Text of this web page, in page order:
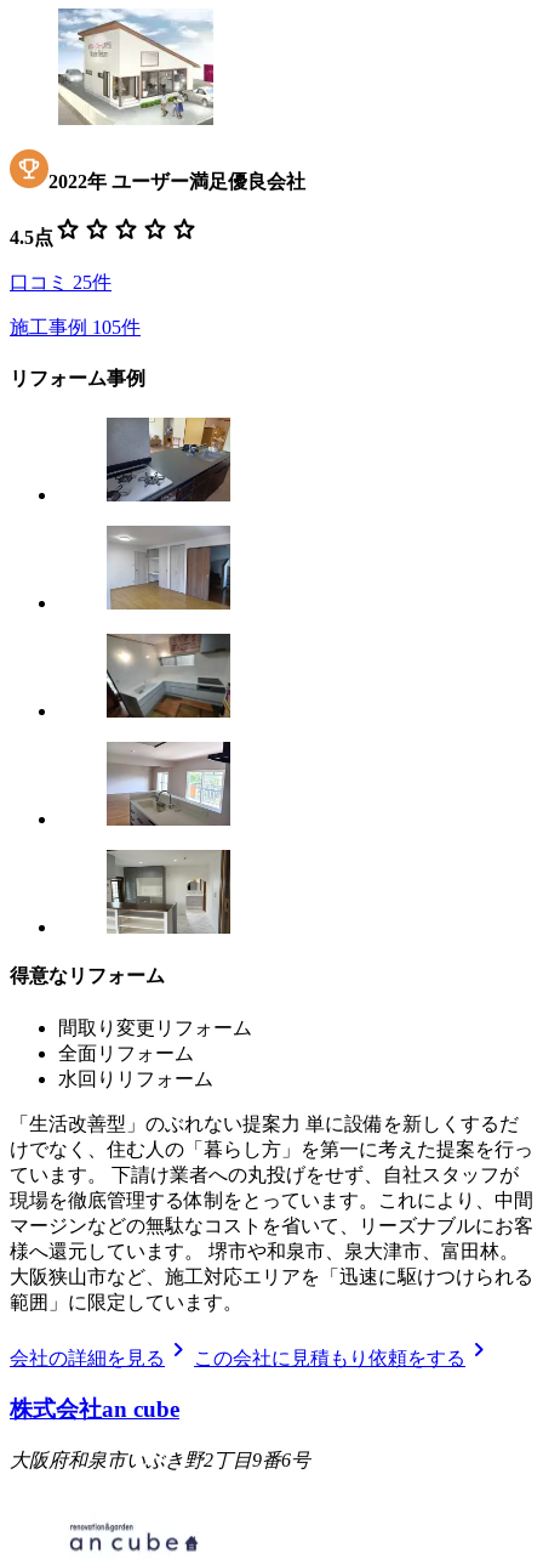
2022年 ユーザー満足優良会社
4.5点 star star star star star
口コミ 25件
施工事例 105件
リフォーム事例
得意なリフォーム
間取り変更リフォーム
全面リフォーム
水回りリフォーム
「生活改善型」のぶれない提案力 単に設備を新しくするだ
けでなく、住む人の「暮らし方」を第一に考えた提案を行っ
ています。 下請け業者への丸投げをせず、自社スタッフが
現場を徹底管理する体制をとっています。これにより、中間
マージンなどの無駄なコストを省いて、リーズナブルにお客
様へ還元しています。 堺市や和泉市、泉大津市、富田林。
大阪狭山市など、施工対応エリアを「迅速に駆けつけられる
範囲」に限定しています。
会社の詳細を見る chevron_right この会社に見積もり依頼をする chevron_right
株式会社an cube
大阪府和泉市いぶき野2丁目9番6号